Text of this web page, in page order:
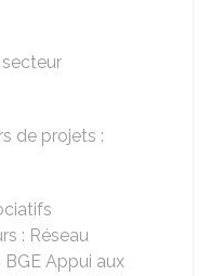
de projets :
: Réseau
BGE Appui aux